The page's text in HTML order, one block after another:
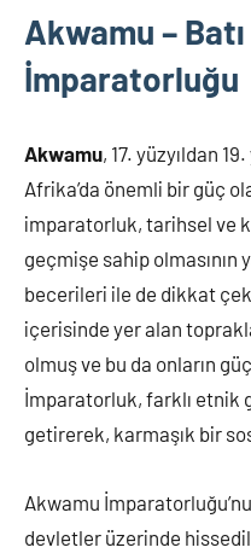
Akwamu –
İmparatorluğu
Akwamu, 17. yüzyıldan
Afrika’da önemli bir güç
imparatorluk, tarihsel ve
geçmişe sahip olmasının
becerileri ile de dikkat
içerisinde yer alan
olmuş ve bu da onların
İmparatorluk, farklı etnik
getirerek, karmaşık bir
Akwamu
devletler üzerinde